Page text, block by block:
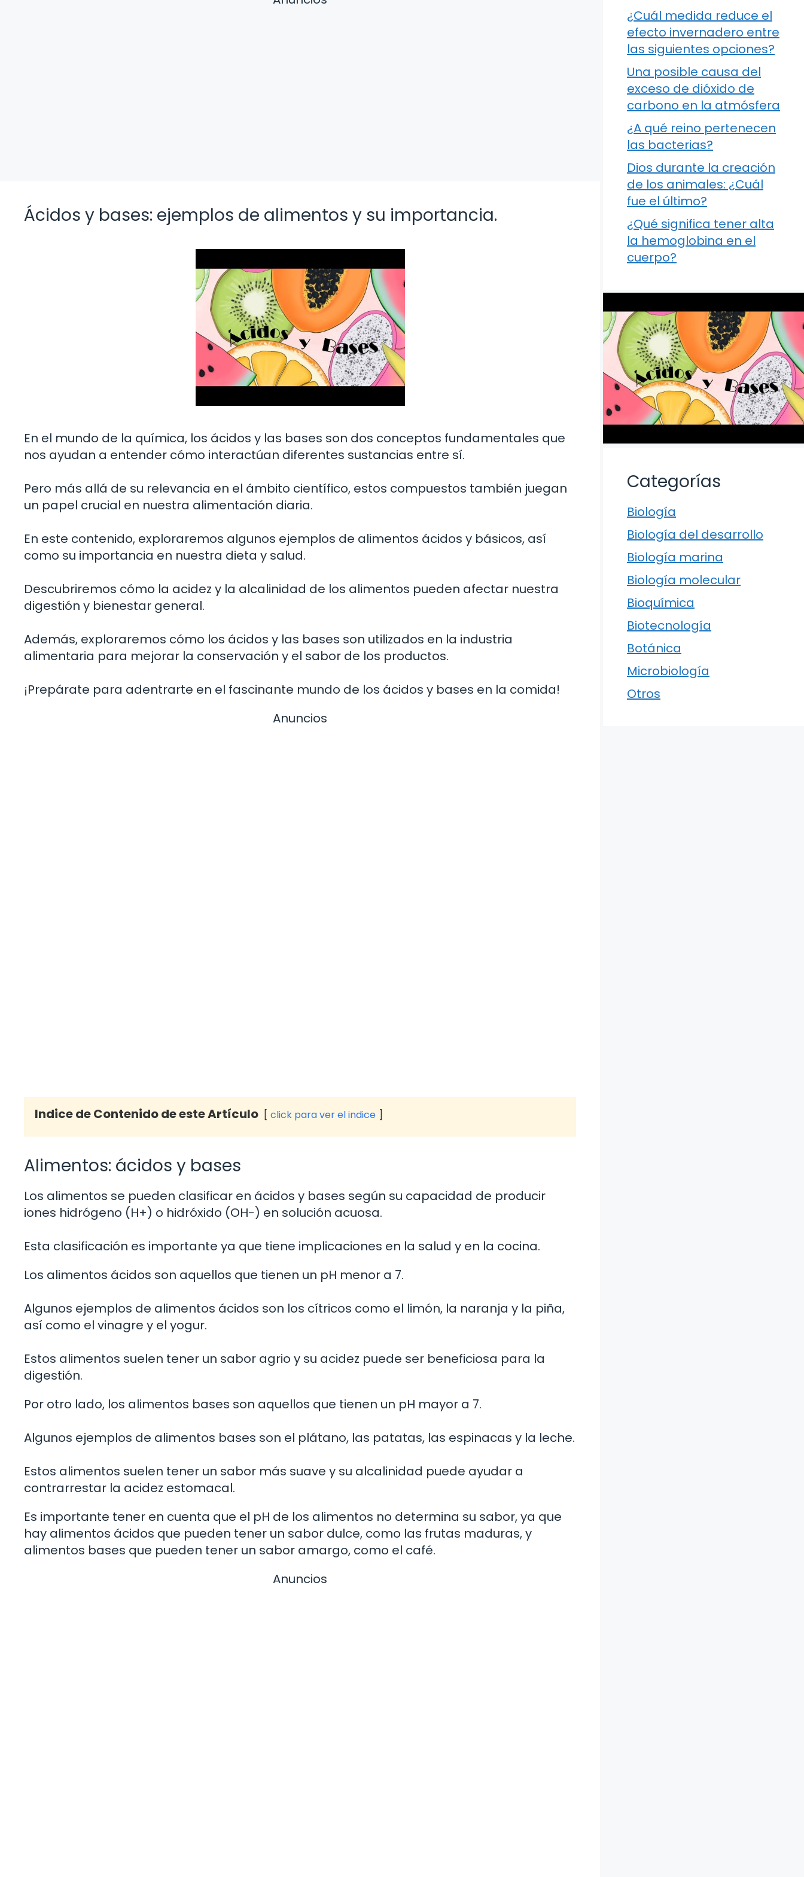
Ácidos y bases: ejemplos de alimentos y su importancia.
En el mundo de la química, los ácidos y las bases son dos conceptos fundamentales que
nos ayudan a entender cómo interactúan diferentes sustancias entre sí.
Pero más allá de su relevancia en el ámbito científico, estos compuestos también juegan
un papel crucial en nuestra alimentación diaria.
En este contenido, exploraremos algunos ejemplos de alimentos ácidos y básicos, así
como su importancia en nuestra dieta y salud.
Descubriremos cómo la acidez y la alcalinidad de los alimentos pueden afectar nuestra
digestión y bienestar general.
Además, exploraremos cómo los ácidos y las bases son utilizados en la industria
alimentaria para mejorar la conservación y el sabor de los productos.
¡Prepárate para adentrarte en el fascinante mundo de los ácidos y bases en la comida!
Anuncios
Indice de Contenido de este Artículo click para ver el indice
Alimentos: ácidos y bases
Los alimentos se pueden clasificar en ácidos y bases según su capacidad de producir
iones hidrógeno (H+) o hidróxido (OH-) en solución acuosa.
Esta clasificación es importante ya que tiene implicaciones en la salud y en la cocina.
Los alimentos ácidos son aquellos que tienen un pH menor a 7.
Algunos ejemplos de alimentos ácidos son los cítricos como el limón, la naranja y la piña,
así como el vinagre y el yogur.
Estos alimentos suelen tener un sabor agrio y su acidez puede ser beneficiosa para la
digestión.
Por otro lado, los alimentos bases son aquellos que tienen un pH mayor a 7.
Algunos ejemplos de alimentos bases son el plátano, las patatas, las espinacas y la leche.
Estos alimentos suelen tener un sabor más suave y su alcalinidad puede ayudar a
contrarrestar la acidez estomacal.
Es importante tener en cuenta que el pH de los alimentos no determina su sabor, ya que
hay alimentos ácidos que pueden tener un sabor dulce, como las frutas maduras, y
alimentos bases que pueden tener un sabor amargo, como el café.
Anuncios
¿Cuál medida reduce el
efecto invernadero entre
las siguientes opciones?
Una posible causa del
exceso de dióxido de
carbono en la atmósfera
¿A qué reino pertenecen
las bacterias?
Dios durante la creación
de los animales: ¿Cuál
fue el último?
¿Qué significa tener alta
la hemoglobina en el
cuerpo?
Categorías
Biología
Biología del desarrollo
Biología marina
Biología molecular
Bioquímica
Biotecnología
Botánica
Microbiología
Otros